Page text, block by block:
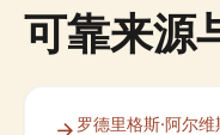
可靠来源
罗德里格斯·阿尔